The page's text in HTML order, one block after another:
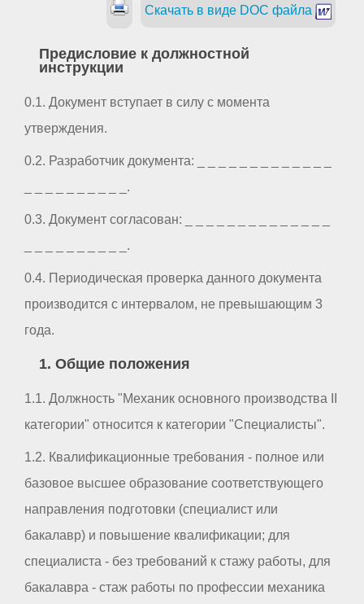
Скачать в виде DOC файла
Предисловие к должностной
инструкции
0.1. Документ вступает в силу с момента
утверждения.
0.2. Разработчик документа: _ _ _ _ _ _ _ _ _ _ _ _ _
_ _ _ _ _ _ _ _ _ _.
0.3. Документ согласован: _ _ _ _ _ _ _ _ _ _ _ _ _ _
_ _ _ _ _ _ _ _ _ _.
0.4. Периодическая проверка данного документа
производится с интервалом, не превышающим 3
года.
1. Общие положения
1.1. Должность "Механик основного производства II
категории" относится к категории "Специалисты".
1.2. Квалификационные требования - полное или
базовое высшее образование соответствующего
направления подготовки (специалист или
бакалавр) и повышение квалификации; для
специалиста - без требований к стажу работы, для
бакалавра - стаж работы по профессии механика